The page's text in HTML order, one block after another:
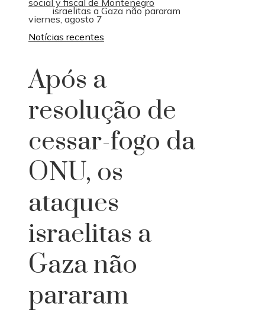
social y fiscal de Montenegro
viernes, agosto 7
israelitas a Gaza não pararam
Notícias recentes
Após a
resolução de
cessar-fogo da
ONU, os
ataques
israelitas a
Gaza não
pararam